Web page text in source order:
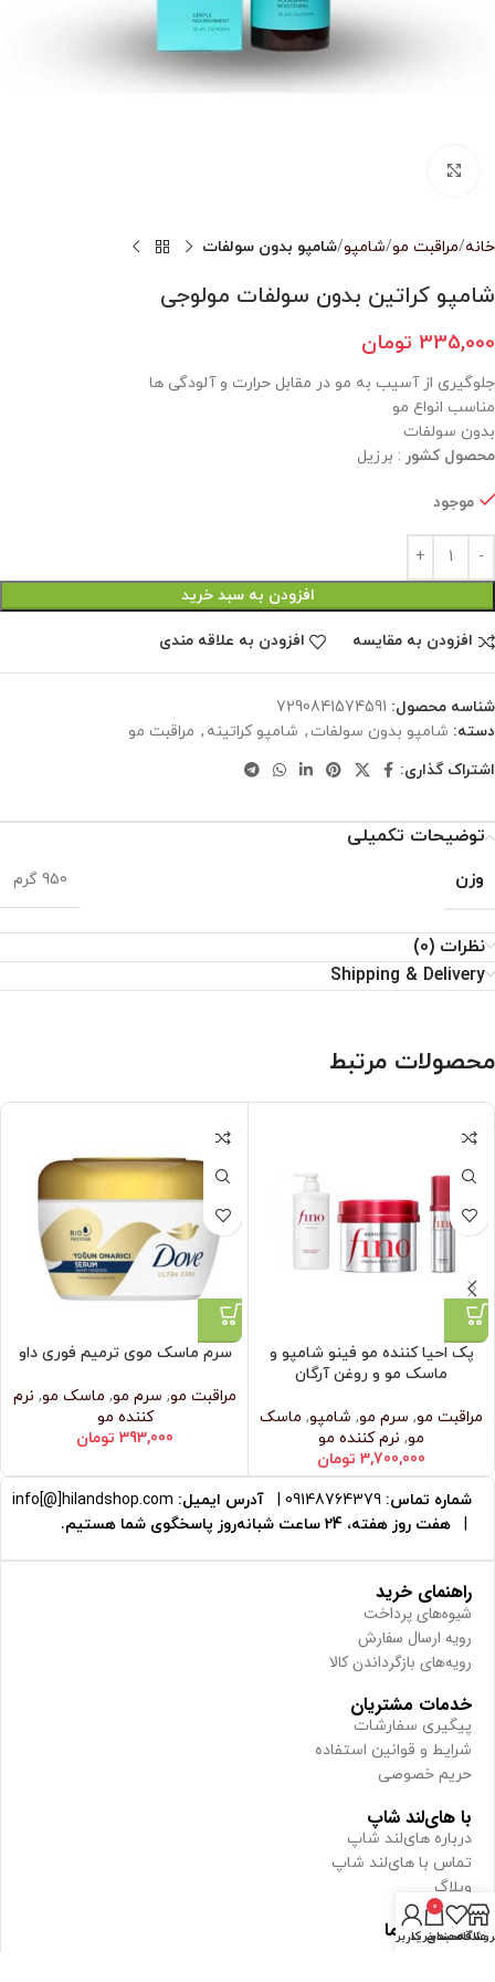
خانه مراقبت مو شامپو شامپو بدون سولفات
شامپو کراتین بدون سولفات مولوجی
335,000 تومان
جلوگیری از آسیب به مو در مقابل حرارت و آلودگی ها
مناسب انواع مو
بدون سولفات
محصول کشور : برزیل
موجود
افزودن به سبد خرید
افزودن به مقایسه افزودن به علاقه مندی
شناسه محصول: 7290841574591
دسته: شامپو بدون سولفات , شامپو کراتینه , مراقبت مو
اشتراک گذاری:
توضیحات تکمیلی
وزن
950 گرم
نظرات (0)
Shipping & Delivery
محصولات مرتبط
پک احیا کننده مو فینو شامپو و
ماسک مو و روغن آرگان
مراقبت مو, سرم مو, شامپو, ماسک
مو, نرم‌ کننده مو
3,700,000 تومان
سرم ماسک موی ترمیم فوری داو
مراقبت مو, سرم مو, ماسک مو, نرم‌
کننده مو
393,000 تومان
شماره تماس: 09148764379 آدرس ایمیل: info[@]hilandshop.com
هفت روز هفته، 24 ساعت شبانه‌روز پاسخگوی شما هستیم.
راهنمای خرید
شیوه‌های پرداخت
رویه ارسال سفارش
رویه‌های بازگرداندن کالا
خدمات مشتریان
پیگیری سفارشات
شرایط و قوانین استفاده
حریم خصوصی
با های‌لند شاپ
درباره های‌لند شاپ
تماس با های‌لند شاپ
وبلاگ
مجوزهای ما
علاقه مندی
0
سبد خرید
حساب کاربری من